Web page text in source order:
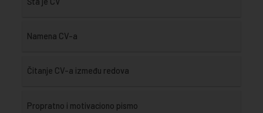
Namena CV-a
Čitanje CV-a između redova
Propratno i motivaciono pismo